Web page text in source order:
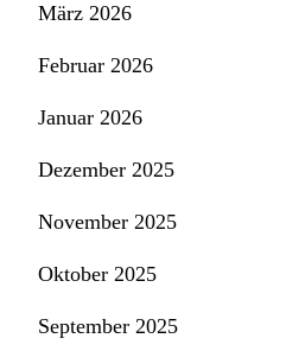
März 2026
Februar 2026
Januar 2026
Dezember 2025
November 2025
Oktober 2025
September 2025